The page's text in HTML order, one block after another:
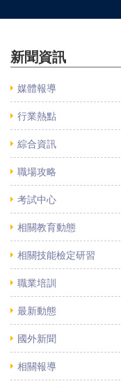
新聞資訊
媒體報導
行業熱點
綜合資訊
職場攻略
考試中心
相關教育動態
相關技能檢定研習
職業培訓
最新動態
國外新聞
相關報導